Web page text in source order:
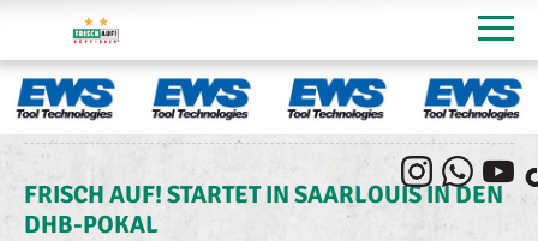
FRISCH AUF! STARTET IN SAARLOUIS IN DEN
DHB-POKAL